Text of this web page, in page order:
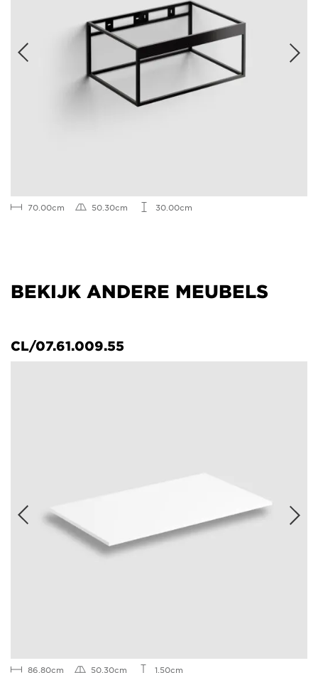
70.00cm 50.30cm 30.00cm
BEKIJK ANDERE MEUBELS
CL/07.61.009.55
86.80cm 50.30cm 1.50cm